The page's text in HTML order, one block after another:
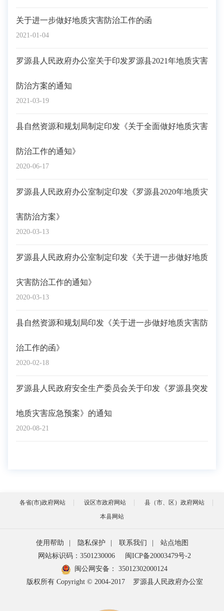
2021-01-04
关于进一步做好地质灾害防治工作的函
2021-03-19
罗源县人民政府办公室关于印发罗源县2021年地质灾害
防治方案的通知
2020-06-17
县自然资源和规划局制定印发《关于全面做好地质灾害
防治工作的通知》
2020-03-13
罗源县人民政府办公室制定印发《罗源县2020年地质灾
害防治方案》
2020-03-13
罗源县人民政府办公室制定印发《关于进一步做好地质
灾害防治工作的通知》
2020-02-18
县自然资源和规划局印发《关于进一步做好地质灾害防
治工作的函》
2020-08-21
罗源县人民政府安全生产委员会关于印发《罗源县突发
地质灾害应急预案》的通知
各省(市)政府网站 设区市政府网站
县（市、区）政府网站
本县网站
使用帮助 隐私保护 联系我们
站点地图
网站标识码：3501230006
闽ICP备20003479号-2
闽公网安备：
35012302000124
版权所有 Copyright © 2004-2017
罗源县人民政府办公室